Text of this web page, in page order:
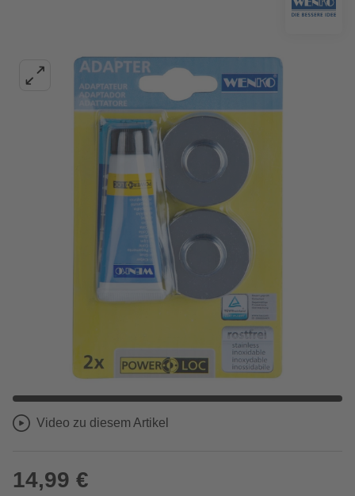
Video zu diesem Artikel
14,99 €